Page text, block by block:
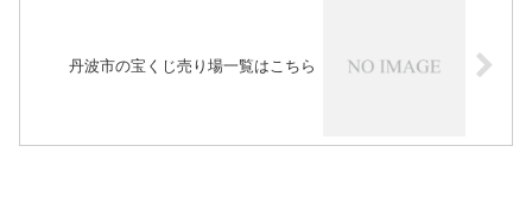
丹波市の宝くじ売り場一覧はこちら